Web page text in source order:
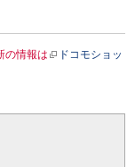
の情報は
ドコモショッ